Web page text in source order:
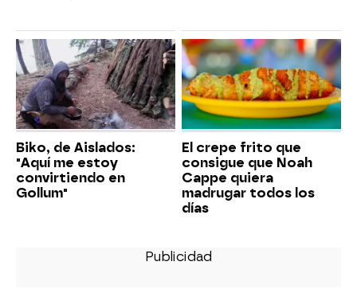
Biko, de Aislados:
"Aquí me estoy
convirtiendo en
Gollum"
El crepe frito que
consigue que Noah
Cappe quiera
madrugar todos los
días